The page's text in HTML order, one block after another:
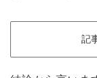
記